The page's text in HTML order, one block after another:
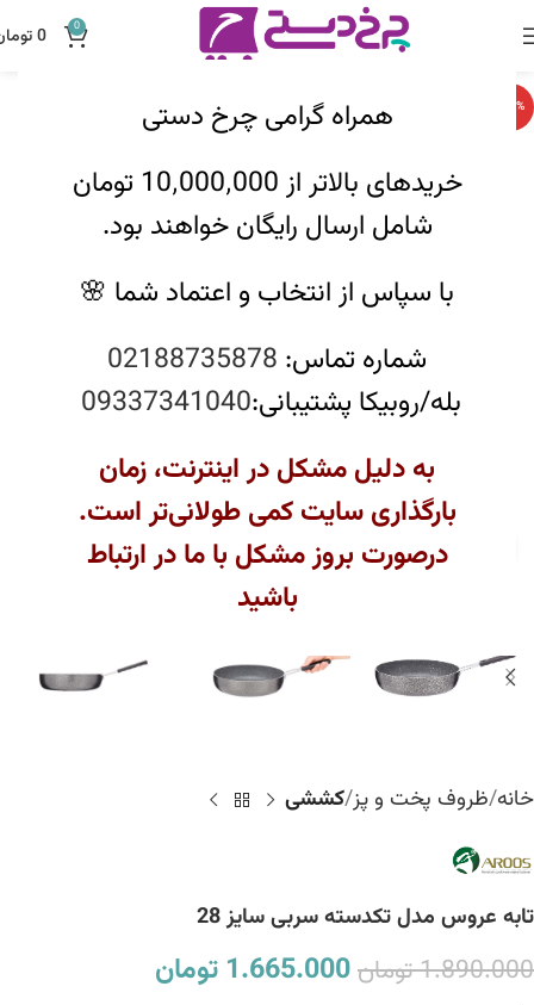
همراه گرامی چرخ دستی
خریدهای بالاتر از 10٬000٬000 تومان
شامل ارسال رایگان خواهند بود.
با سپاس از انتخاب و اعتماد شما 🌸
شماره تماس: 02188735878
بله/روبیکا پشتیبانی:09337341040
به دلیل مشکل در اینترنت، زمان
بارگذاری سایت کمی طولانی‌تر است.
درصورت بروز مشکل با ما در ارتباط
باشید
0
0
-12%
بزرگنمایی تصویر
خانه ظروف پخت و پز کششی
تابه عروس مدل تکدسته سربی سایز 28
1.890.000تومان1.665.000 تومان